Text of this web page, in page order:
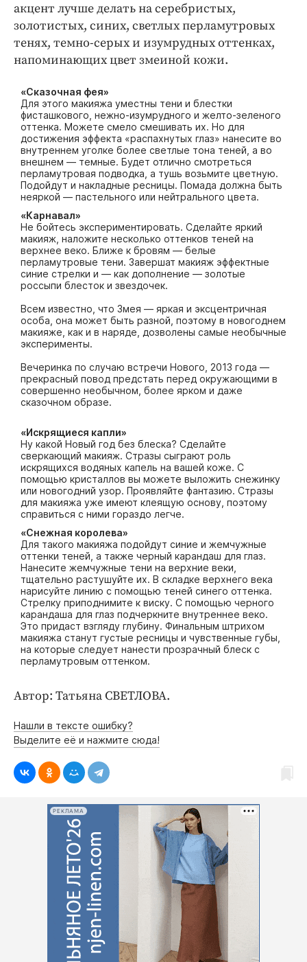
Медиаперсона
Интересное чтиво
Клиника года
Работодатель года
акцент лучше делать на серебристых,
золотистых, синих, светлых перламутровых
тенях, темно-серых и изумрудных оттенках,
напоминающих цвет змеиной кожи.
«Сказочная фея»
Для этого макияжа уместны тени и блестки
фисташкового, нежно-изумрудного и желто-зеленого
оттенка. Можете смело смешивать их. Но для
достижения эффекта «распахнутых глаз» нанесите во
внутреннем уголке более светлые тона теней, а во
внешнем — темные. Будет отлично смотреться
перламутровая подводка, а тушь возьмите цветную.
Подойдут и накладные ресницы. Помада должна быть
неяркой — пастельного или нейтрального цвета.
«Карнавал»
Не бойтесь экспериментировать. Сделайте яркий
макияж, наложите несколько оттенков теней на
верхнее веко. Ближе к бровям — белые
перламутровые тени. Завершат макияж эффектные
синие стрелки и — как дополнение — золотые
россыпи блесток и звездочек.
Всем известно, что Змея — яркая и эксцентричная
особа, она может быть разной, поэтому в новогоднем
макияже, как и в наряде, дозволены самые необычные
эксперименты.
Вечеринка по случаю встречи Нового, 2013 года —
прекрасный повод предстать перед окружающими в
совершенно необычном, более ярком и даже
сказочном образе.
«Искрящиеся капли»
Ну какой Новый год без блеска? Сделайте
сверкающий макияж. Стразы сыграют роль
искрящихся водяных капель на вашей коже. С
помощью кристаллов вы можете выложить снежинку
или новогодний узор. Проявляйте фантазию. Стразы
для макияжа уже имеют клеящую основу, поэтому
справиться с ними гораздо легче.
«Снежная королева»
Для такого макияжа подойдут синие и жемчужные
оттенки теней, а также черный карандаш для глаз.
Нанесите жемчужные тени на верхние веки,
тщательно растушуйте их. В складке верхнего века
нарисуйте линию с помощью теней синего оттенка.
Стрелку приподнимите к виску. С помощью черного
карандаша для глаз подчеркните внутреннее веко.
Это придаст взгляду глубину. Финальным штрихом
макияжа станут густые ресницы и чувственные губы,
на которые следует нанести прозрачный блеск с
перламутровым оттенком.
Автор: Татьяна СВЕТЛОВА.
Нашли в тексте ошибку?
Выделите её и нажмите сюда!
РЕКЛАМА